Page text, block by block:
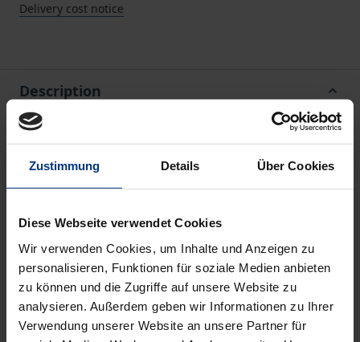
Zustimmung Details Über Cookies
Diese Webseite verwendet Cookies
Wir verwenden Cookies, um Inhalte und Anzeigen zu
personalisieren, Funktionen für soziale Medien anbieten
zu können und die Zugriffe auf unsere Website zu
analysieren. Außerdem geben wir Informationen zu Ihrer
Verwendung unserer Website an unsere Partner für
Delivery cost notice
Description
Schweiz" erschien ursprünglich 1842–1846 in sechs
Einzelbänden im Solothurner Verlag Jent &
gedruckt worden. Gotthelf vereinte hier
Erzählungen, die noch heute zu den bekanntesten
Werken des Pfarrerdichters zählen: Den ersten Band
eröffnete "Die schwarze Spinne", eine eindrucksvoll
komponierte Novelle, die zugleich eine Allegorie auf